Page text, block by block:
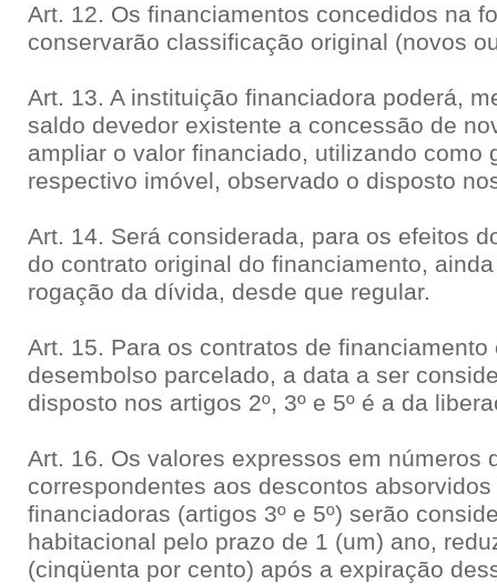
Art. 12. Os financiamentos concedidos na
conservarão classificação original (novos
Art. 13. A instituição financiadora poderá,
saldo devedor existente a concessão de
ampliar o valor financiado, utilizando como
respectivo imóvel, observado o disposto
Art. 14. Será considerada, para os efeitos
do contrato original do financiamento,
rogação da dívida, desde que regular.
Art. 15. Para os contratos de
desembolso parcelado, a data a ser
disposto nos artigos 2º, 3º e 5º é a da
Art. 16. Os valores expressos em números
correspondentes aos descontos
financiadoras (artigos 3º e 5º) serão
habitacional pelo prazo de 1 (um) ano,
(cinqüenta por cento) após a expiração